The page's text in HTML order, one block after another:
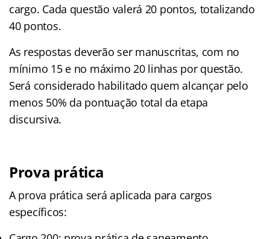
cargo. Cada questão valerá 20 pontos, totalizando
40 pontos.
As respostas deverão ser manuscritas, com no
mínimo 15 e no máximo 20 linhas por questão.
Será considerado habilitado quem alcançar pelo
menos 50% da pontuação total da etapa
discursiva.
Prova prática
A prova prática será aplicada para cargos
específicos: